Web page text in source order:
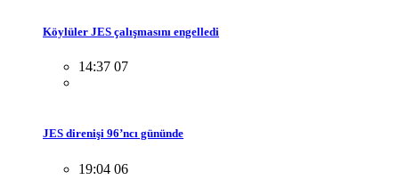
Köylüler JES çalışmasını engelledi
14:37 07
JES direnişi 96’ncı gününde
19:04 06